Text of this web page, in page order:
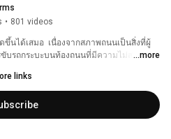
• 801 videos
นได้เสมอ  เนื่องจากสภาพถนนเป็นสิ่งที่ผู้
ขับรถกระบะบนท้องถนนที่มีความไม่สมบูรณ์
...more
links